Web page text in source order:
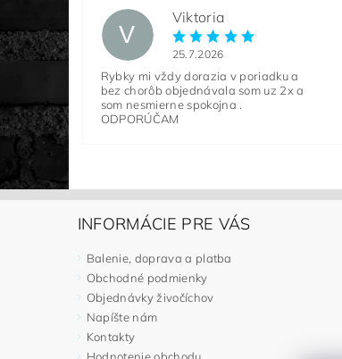
V
Viktoria
25.7.2026
Rybky mi vždy dorazia v poriadku a
bez chorôb objednávala som uz 2x a
som nesmierne spokojna .
ODPORÚČAM
INFORMÁCIE PRE VÁS
Balenie, doprava a platba
Obchodné podmienky
Objednávky živočíchov
Napíšte nám
Kontakty